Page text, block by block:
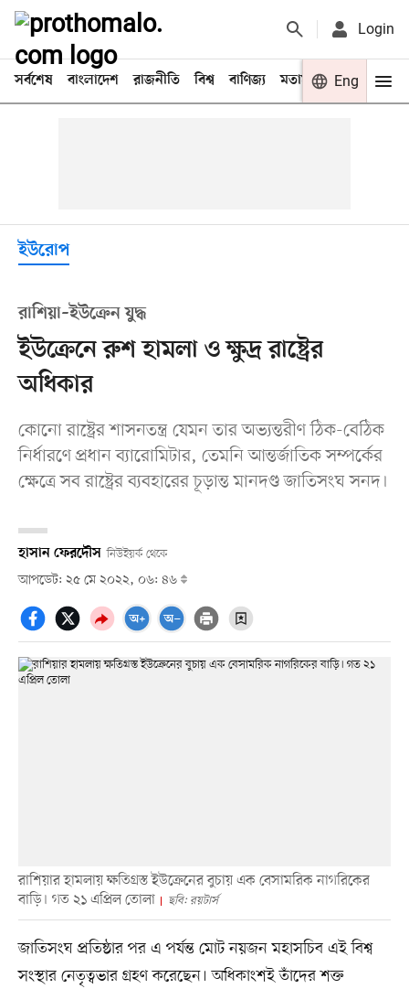
Login
সর্বশেষ বাংলাদেশ রাজনীতি বিশ্ব বাণিজ্য মতামত খেলা
Eng
ইউরোপ
রাশিয়া–ইউক্রেন যুদ্ধ
ইউক্রেনে রুশ হামলা ও ক্ষুদ্র রাষ্ট্রের
অধিকার
কোনো রাষ্ট্রের শাসনতন্ত্র যেমন তার অভ্যন্তরীণ ঠিক-বেঠিক
নির্ধারণে প্রধান ব্যারোমিটার, তেমনি আন্তর্জাতিক সম্পর্কের
ক্ষেত্রে সব রাষ্ট্রের ব্যবহারের চূড়ান্ত মানদণ্ড জাতিসংঘ সনদ।
হাসান ফেরদৌস নিউইয়র্ক থেকে
আপডেট: ২৫ মে ২০২২, ০৬: ৪৬
রাশিয়ার হামলায় ক্ষতিগ্রস্ত ইউক্রেনের বুচায় এক বেসামরিক নাগরিকের
বাড়ি। গত ২১ এপ্রিল তোলা
ছবি: রয়টার্স
জাতিসংঘ প্রতিষ্ঠার পর এ পর্যন্ত মোট নয়জন মহাসচিব এই বিশ্ব
সংস্থার নেতৃত্বভার গ্রহণ করেছেন। অধিকাংশই তাঁদের শক্ত